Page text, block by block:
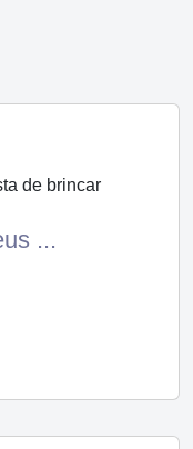
de brincar
...